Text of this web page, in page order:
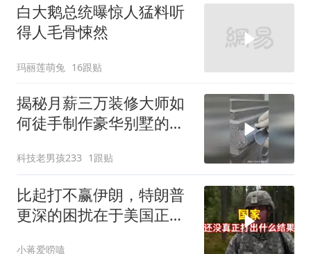
白大鹅总统曝惊人猛料听
得人毛骨悚然
玛丽莲萌兔 16跟贴
揭秘月薪三万装修大师如
何徒手制作豪华别墅的罗
科技老男孩233 1跟贴
比起打不赢伊朗，特朗普
更深的困扰在于美国正重
小蒋爱唠嗑